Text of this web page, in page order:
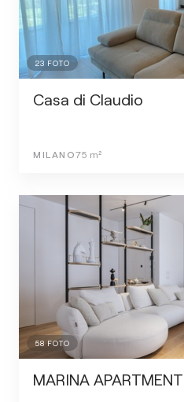
23 FOTO
Casa di Claudio
MILANO75 m²
58 FOTO
MARINA APARTMENT